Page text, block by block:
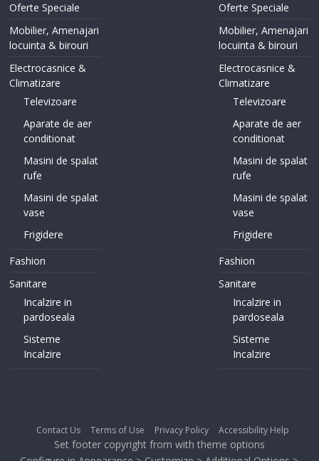
Oferte Speciale
Mobilier, Amenajari
locuinta & birouri
Electrocasnice &
Climatizare
Televizoare
Aparate de aer
conditionat
Masini de spalat
rufe
Masini de spalat
vase
Frigidere
Fashion
Sanitare
Incalzire in
pardoseala
Sisteme
Incalzire
Oferte Speciale
Mobilier, Amenajari
locuinta & birouri
Electrocasnice &
Climatizare
Televizoare
Aparate de aer
conditionat
Masini de spalat
rufe
Masini de spalat
vase
Frigidere
Fashion
Sanitare
Incalzire in
pardoseala
Sisteme
Incalzire
Contact Us Terms of Use Privacy Policy Accessibility Help
Set footer copyright from with theme options